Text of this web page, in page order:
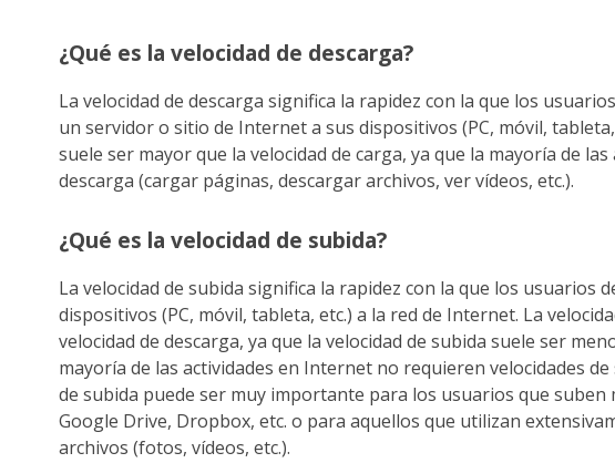
¿Qué es la velocidad de descarga?
La velocidad de descarga significa la rapidez con la que los
un servidor o sitio de Internet a sus dispositivos (PC, móvil,
suele ser mayor que la velocidad de carga, ya que la mayoría de
descarga (cargar páginas, descargar archivos, ver vídeos, etc.).
¿Qué es la velocidad de subida?
La velocidad de subida significa la rapidez con la que los usuarios
dispositivos (PC, móvil, tableta, etc.) a la red de Internet. La
velocidad de descarga, ya que la velocidad de subida suele ser
mayoría de las actividades en Internet no requieren velocidades
de subida puede ser muy importante para los usuarios que suben
Google Drive, Dropbox, etc. o para aquellos que utilizan
archivos (fotos, vídeos, etc.).